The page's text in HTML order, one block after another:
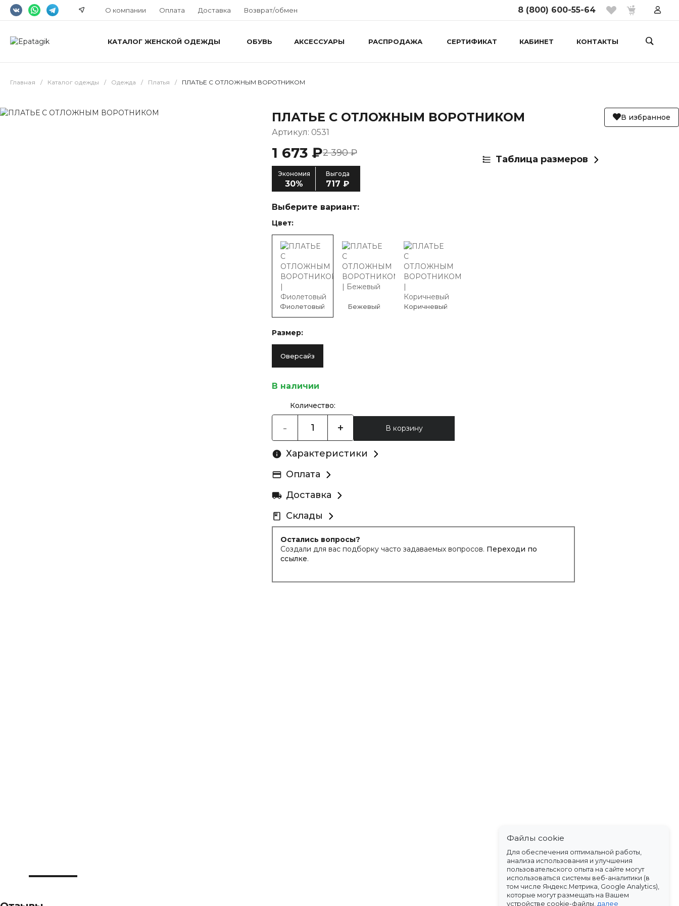
О компании Оплата Доставка Возврат/обмен 8 (800) 600-55-64
КАТАЛОГ ЖЕНСКОЙ ОДЕЖДЫ ОБУВЬ АКСЕССУАРЫ РАСПРОДАЖА СЕРТИФИКАТ КАБИНЕТ КОНТАКТЫ
Главная / Каталог одежды / Одежда / Платья / ПЛАТЬЕ С ОТЛОЖНЫМ ВОРОТНИКОМ
ПЛАТЬЕ С ОТЛОЖНЫМ ВОРОТНИКОМ В избранное
Артикул: 0531
1 673 ₽2 390 ₽
Экономия
30%
Выгода
717 ₽
Выберите вариант:
Цвет:
Фиолетовый Бежевый Коричневый
Размер:
Оверсайз
В наличии
Количество:
- + В корзину
Таблица размеров
Характеристики
Оплата
Доставка
Склады
Остались вопросы?
Создали для вас подборку часто задаваемых вопросов. Переходи по
ссылке.
Файлы cookie
Для обеспечения оптимальной работы,
анализа использования и улучшения
пользовательского опыта на сайте могут
использоваться системы веб-аналитики (в
том числе Яндекс.Метрика, Google Analytics),
которые могут размещать на Вашем
устройстве cookie-файлы. далее